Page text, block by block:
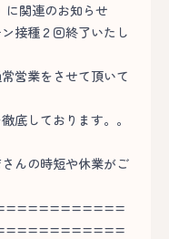
に関連のお知らせ
接種２回終了いたし
営業をさせて頂いて
底しております。。
んの時短や休業がご